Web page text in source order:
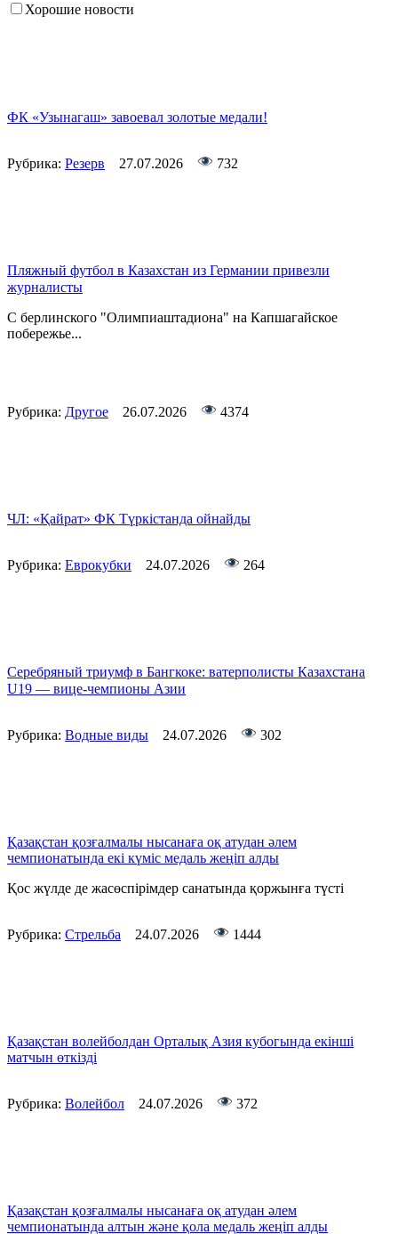
Хорошие новости
ФК «Узынагаш» завоевал золотые медали!
Рубрика: Резерв 27.07.2026 732
Пляжный футбол в Казахстан из Германии привезли
журналисты
С берлинского "Олимпиаштадиона" на Капшагайское
побережье...
Рубрика: Другое 26.07.2026 4374
ЧЛ: «Қайрат» ФК Түркістанда ойнайды
Рубрика: Еврокубки 24.07.2026 264
Серебряный триумф в Бангкоке: ватерполисты Казахстана
U19 — вице-чемпионы Азии
Рубрика: Водные виды 24.07.2026 302
Қазақстан қозғалмалы нысанаға оқ атудан әлем
чемпионатында екі күміс медаль жеңіп алды
Қос жүлде де жасөспірімдер санатында қоржынға түсті
Рубрика: Стрельба 24.07.2026 1444
Қазақстан волейболдан Орталық Азия кубогында екінші
матчын өткізді
Рубрика: Волейбол 24.07.2026 372
Қазақстан қозғалмалы нысанаға оқ атудан әлем
чемпионатында алтын және қола медаль жеңіп алды